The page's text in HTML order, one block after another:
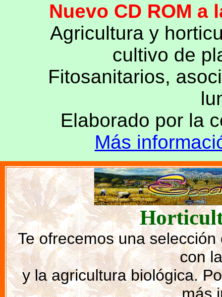
Nuevo CD ROM a
Agricultura y
cultivo de
Fitosanitarios,
Elaborado por la
Más
Te ofrecemos una
con
y la agricultura biológica.